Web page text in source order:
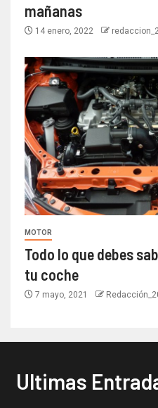
mañanas
14 enero, 2022
MOTOR
Todo lo que debes
tu coche
7 mayo, 2021
Ultimas